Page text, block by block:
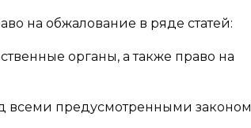
на обжалование в ряде статей:
органы, а также право на
всеми предусмотренными законом